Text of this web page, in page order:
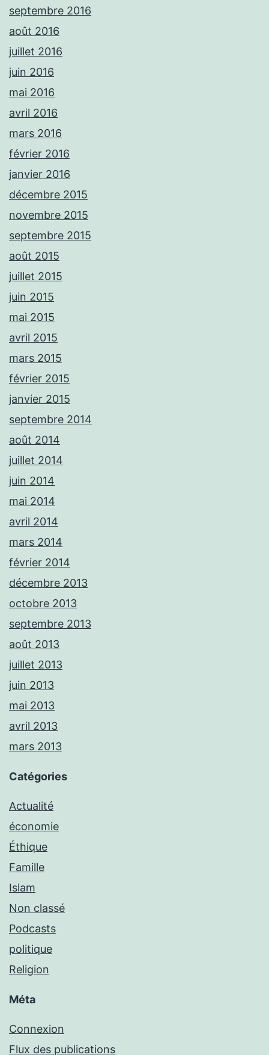
septembre 2016
août 2016
juillet 2016
juin 2016
mai 2016
avril 2016
mars 2016
février 2016
janvier 2016
décembre 2015
novembre 2015
septembre 2015
août 2015
juillet 2015
juin 2015
mai 2015
avril 2015
mars 2015
février 2015
janvier 2015
septembre 2014
août 2014
juillet 2014
juin 2014
mai 2014
avril 2014
mars 2014
février 2014
décembre 2013
octobre 2013
septembre 2013
août 2013
juillet 2013
juin 2013
mai 2013
avril 2013
mars 2013
Catégories
Actualité
économie
Éthique
Famille
Islam
Non classé
Podcasts
politique
Religion
Méta
Connexion
Flux des publications